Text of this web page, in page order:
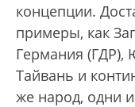
концепции.
примеры, как
Германия (ГДР),
Тайвань и
же народ, одни